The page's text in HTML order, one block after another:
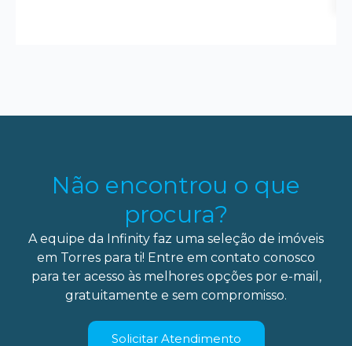
Não encontrou o que
procura?
A equipe da Infinity faz uma seleção de imóveis
em Torres para ti! Entre em contato conosco
para ter acesso às melhores opções por e-mail,
gratuitamente e sem compromisso.
Solicitar Atendimento